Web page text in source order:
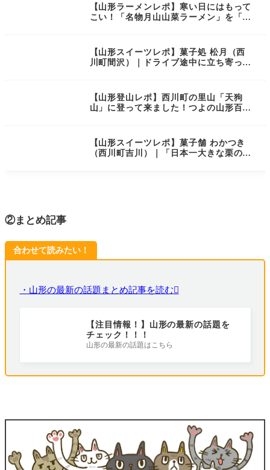
【山形ラーメンレポ】寒い日にはもって
こい！「名物月山山菜ラーメン」を「や
【山形スイーツレポ】菓子処 松月（西
川町間沢）｜ドライブ途中に立ち寄った
【山形登山レポ】西川町の里山「天狗
山」に登って来ました！つよの山形百名
【山形スイーツレポ】菓子舗 わかつき
（西川町吉川）｜「日本一大きな栗の
②まとめ記事
合わせて読みたい！
・山形の最新の話題まとめ記事を読む
【注目情報！】山形の最新の話題を
チェック！！！
山形の最新の話題はこちら